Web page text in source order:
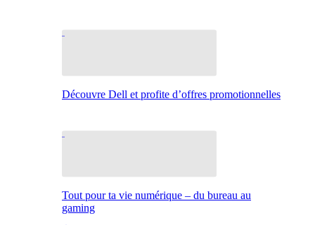
Découvre Dell et profite d’offres promotionnelles
Tout pour ta vie numérique – du bureau au
gaming